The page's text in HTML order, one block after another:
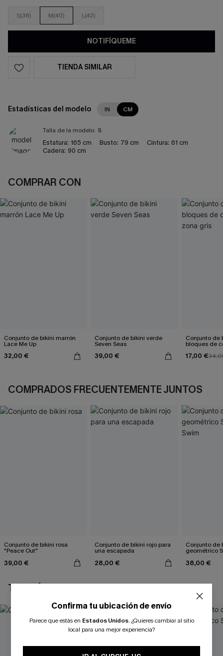
S(38) M(40) L(42)
NOTIFÍQUEME
TIENDA SIMILAR
Estadísticas del modelo IN CM
Talla de la modelo: S
Estatura: 165 cm Busto: 79 cm Cintura: 61 cm
Cadera: 90 cm
COMPRAR CON
Conjunto de bikini marrón
Lace Me Up
32,00 €
Conjunto de bikini verde
Seven Seas
39,00 €
Conjunto de
bloques de
17,00 €
COMPRADOS FRECUENTEMENTE JUNTOS
Conjunto de bikini rosa
"Peace Out"
39,00 €
Conjunto de bikini rojo para
una escapada
28,00 €
Conjunto de
geométrico
38,00 €
TAMBIÉN TE PUEDE GUSTAR
Confirma tu ubicación de envío
Parece que estás en Estados Unidos. ¿Quieres cambiar al sitio
local para una mejor experiencia?